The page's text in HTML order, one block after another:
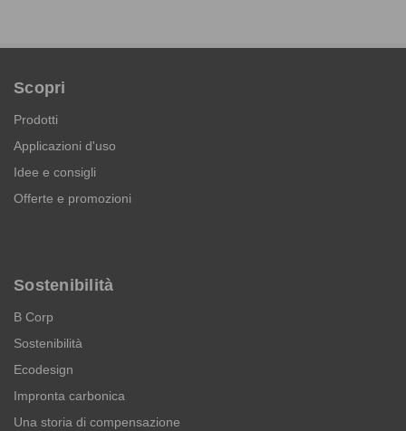
Scopri
Prodotti
Applicazioni d'uso
Idee e consigli
Offerte e promozioni
Sostenibilità
B Corp
Sostenibilità
Ecodesign
Impronta carbonica
Una storia di compensazione